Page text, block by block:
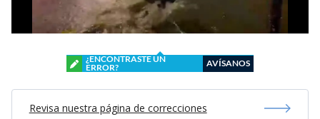
¿ENCONTRASTE UN
ERROR?
AVÍSANOS
Revisa nuestra página de correcciones